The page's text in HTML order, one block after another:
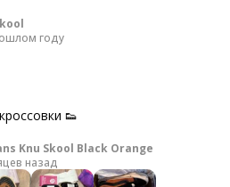
году
👟
Knu Skool Black Orange
назад